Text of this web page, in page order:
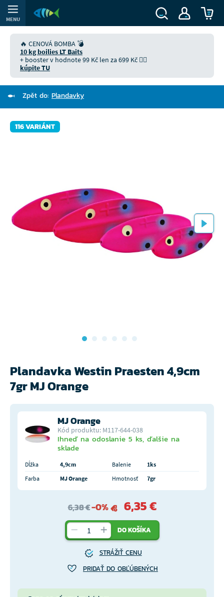
MENU
🔥 CENOVÁ BOMBA 💣
10 kg boilies LT Baits
+ booster v hodnote 99 Kč len za 699 Kč 👉🏻
kúpite TU
Zpět do: Plandavky
116 VARIÁNT
Plandavka Westin Praesten 4,9cm
7gr MJ Orange
MJ Orange
Kód produktu: M117-644-038
Ihneď na odoslanie 5 ks, ďalšie na
sklade
Dĺžka 4,9cm Balenie
1ks
Farba
MJ Orange Hmotnosť 7gr
6,38 €-0% 6,35 €
DO KOŠÍKA
STRÁŽIŤ CENU
PRIDAŤ DO OBĽÚBENÝCH